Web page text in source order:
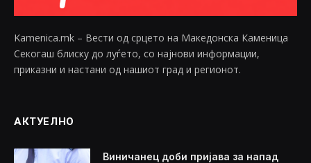
Kamenica.mk – Вести од срцето на Македонска Каменица
Секогаш блиску до луѓето, со најнови информации,
приказни и настани од нашиот град и регионот.
АКТУЕЛНО
Виничанец доби пријава за напад